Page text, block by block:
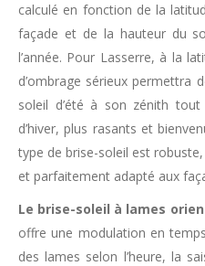
calculé en fonction de la
façade et de la hauteur du
l’année. Pour Lasserre, à la
d’ombrage sérieux permettra
soleil d’été à son zénith
d’hiver, plus rasants et
type de brise-soleil est
et parfaitement adapté aux
Le brise-soleil à lames
offre une modulation en
des lames selon l’heure, la